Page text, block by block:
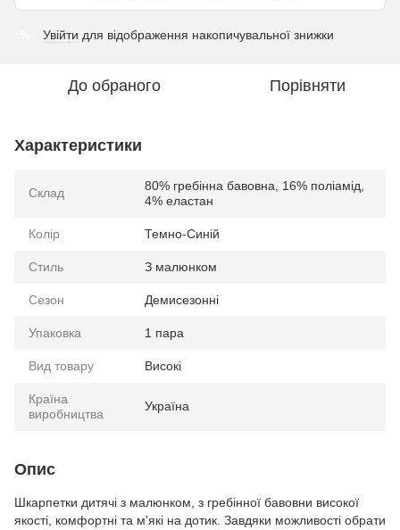
Увійти для відображення накопичувальної знижки
До обраного Порівняти
Характеристики
Склад
80% гребінна бавовна, 16% поліамід,
4% еластан
Колір Темно-Синій
Стиль З малюнком
Сезон Демисезонні
Упаковка 1 пара
Вид товару Високі
Країна
виробництва
Україна
Опис
Шкарпетки дитячі з малюнком, з гребінної бавовни високої
якості, комфортні та м'які на дотик. Завдяки можливості обрати